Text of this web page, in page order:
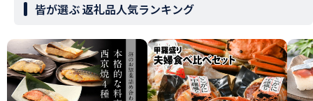
皆が選ぶ 返礼品人気ランキング